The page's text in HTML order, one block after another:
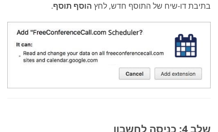
בתיבת דו-שיח של התוסף חדש, לחץ הוסף תוסף.
שלב 4: כניסה לחשבון